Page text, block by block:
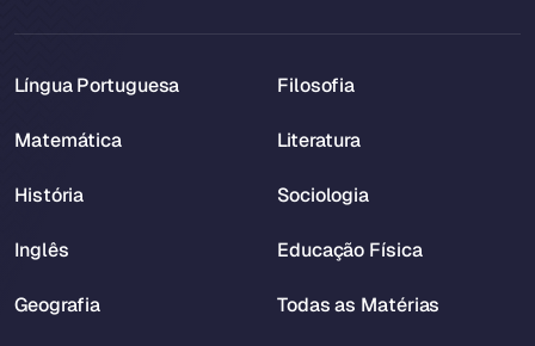
Língua Portuguesa
Matemática
História
Inglês
Geografia
Filosofia
Literatura
Sociologia
Educação Física
Todas as Matérias